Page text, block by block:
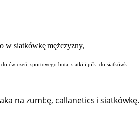
ćwiczeń, sportowego buta, siatki i piłki do siatkówki
na zumbę, callanetics i siatkówkę.